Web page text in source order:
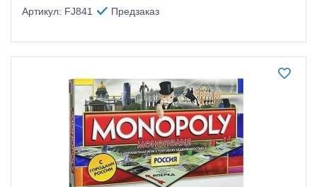
Артикул: FJ841 Предзаказ